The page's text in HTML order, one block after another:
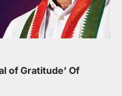
of Gratitude’ Of